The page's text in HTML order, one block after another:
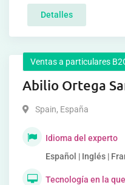
Detalles
Ventas a particulares
Abilio Ortega
Spain, España
Idioma del experto
Español | Inglés |
Tecnología en la